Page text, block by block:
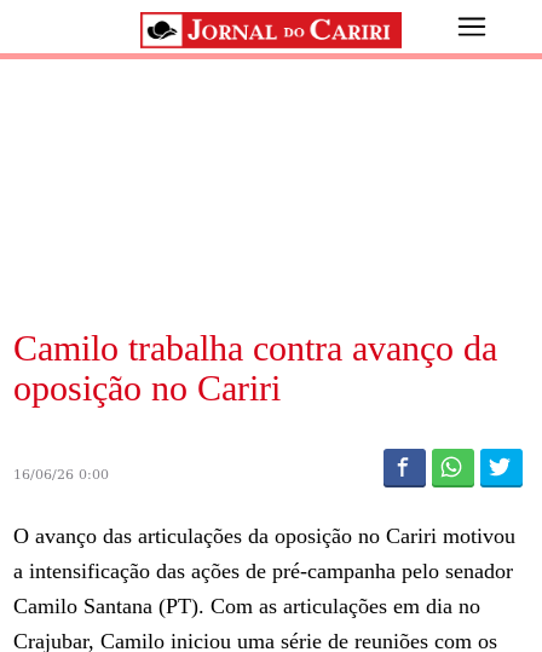
Camilo trabalha contra avanço da
oposição no Cariri
16/06/26 0:00
O avanço das articulações da oposição no Cariri motivou
a intensificação das ações de pré-campanha pelo senador
Camilo Santana (PT). Com as articulações em dia no
Crajubar, Camilo iniciou uma série de reuniões com os